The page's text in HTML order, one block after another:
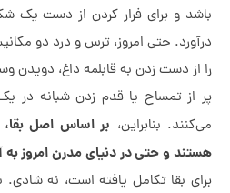
و برای فرار کردن از دست یک شکارچی
حتی امروز، ترس و درد دو مکانیسم
دست زدن به قابلمه داغ، دویدن وسط
تمساح یا قدم زدن شبانه در یک
بنابراین،بر اساس اصل بقا،
و حتی در دنیای مدرن امروز به آنها
بقا تکامل یافته است، نه شادی. به